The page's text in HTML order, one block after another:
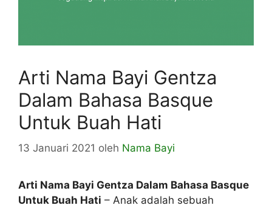
Arti Nama Bayi Gentza
Dalam Bahasa Basque
Untuk Buah Hati
13 Januari 2021 oleh Nama Bayi
Arti Nama Bayi Gentza Dalam Bahasa Basque
Untuk Buah Hati – Anak adalah sebuah